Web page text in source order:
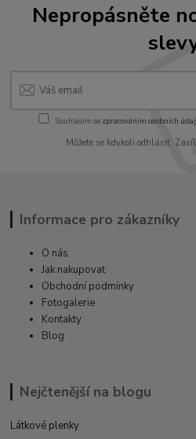
Nepropásněte
Souhlasím se zpracováním osobních
Můžete se kdykoli odhlásit.
Informace pro zákazníky
O nás
Jak nakupovat
Obchodní podmínky
Fotogalerie
Kontakty
Blog
Nejčtenější na blogu
Látkové plenky